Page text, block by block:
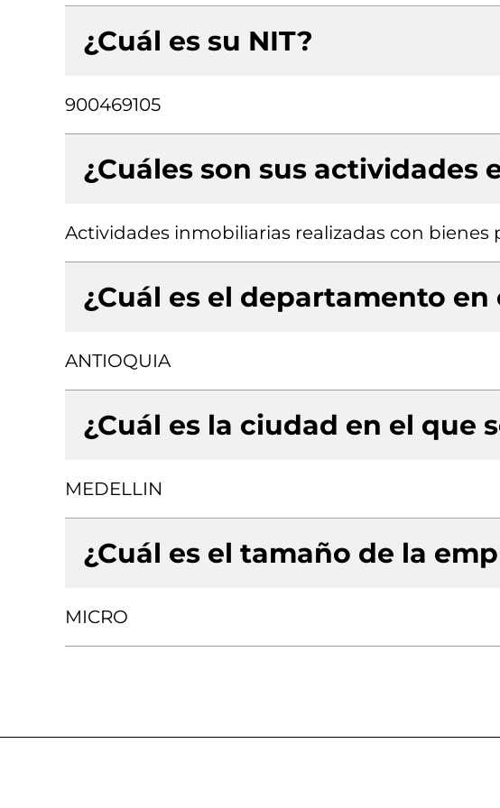
¿Cuál es su NIT?
900469105
¿Cuáles son sus actividades
Actividades inmobiliarias realizadas con bienes
¿Cuál es el departamento en
ANTIOQUIA
¿Cuál es la ciudad en el que
MEDELLIN
¿Cuál es el tamaño de la
MICRO